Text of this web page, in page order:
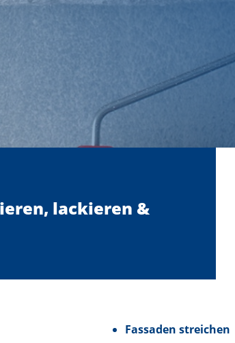
lackieren &
Fassaden streichen